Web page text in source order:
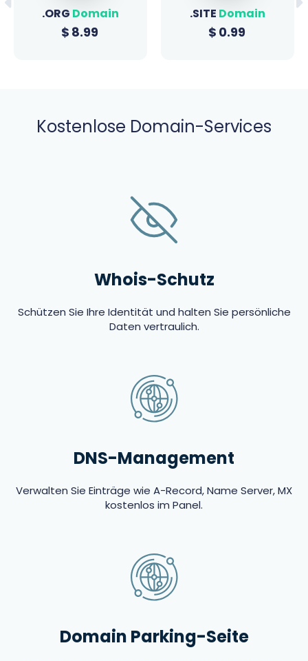
.ORG Domain
$ 8.99
.SITE Domain
$ 0.99
Kostenlose Domain-Services
Whois-Schutz
Schützen Sie Ihre Identität und halten Sie persönliche
Daten vertraulich.
DNS-Management
Verwalten Sie Einträge wie A-Record, Name Server, MX
kostenlos im Panel.
Domain Parking-Seite